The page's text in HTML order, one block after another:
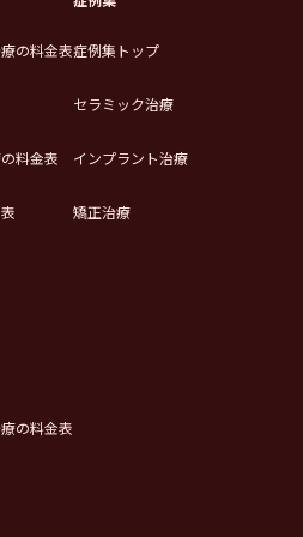
の料金表
料金表
の料金表
症例集トップ
セラミック治療
インプラント治療
矯正治療